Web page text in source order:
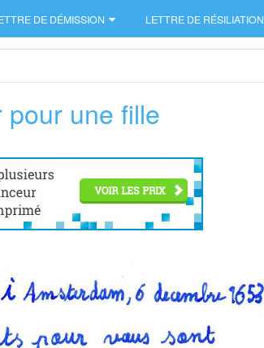
DE DÉMISSION LETTRE DE RÉSILIATION
une fille